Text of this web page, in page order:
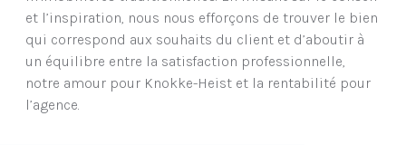
et l’inspiration, nous nous efforçons de trouver le bien
qui correspond aux souhaits du client et d’aboutir à
un équilibre entre la satisfaction professionnelle,
notre amour pour Knokke-Heist et la rentabilité pour
l’agence.